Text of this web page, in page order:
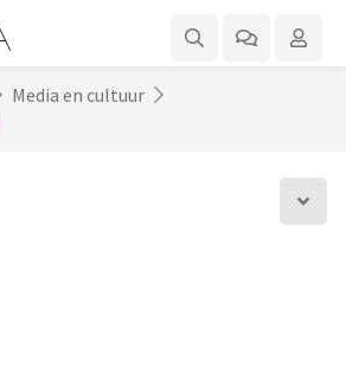
Media en cultuur